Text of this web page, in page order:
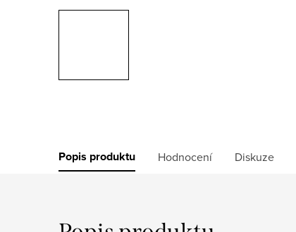
Popis produktu Hodnocení Diskuze